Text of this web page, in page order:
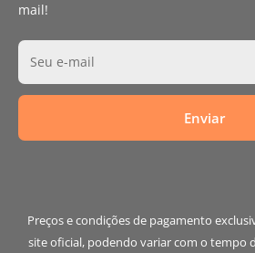
mail!
Seu e-mail
Enviar
Preços e condições de pagamento
site oficial, podendo variar com o tempo